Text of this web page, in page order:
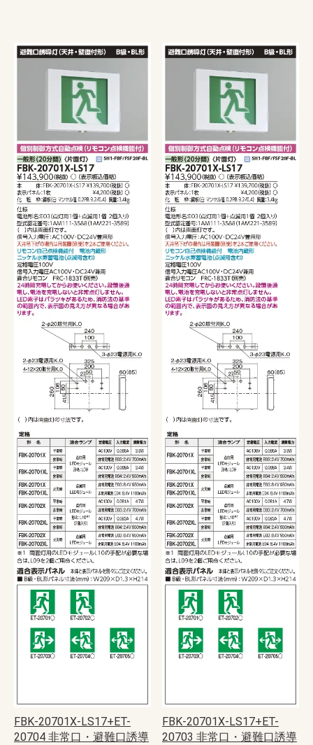
FBK-20701X-LS17+ET-
20704 非常口・避難口誘導
FBK-20701X-LS17+ET-
20703 非常口・避難口誘導